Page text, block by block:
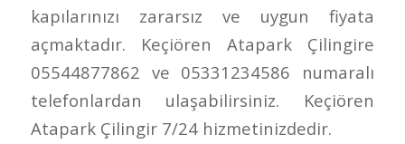
kapılarınızı zararsız ve uygun fiyata
açmaktadır. Keçiören Atapark Çilingire
05544877862 ve 05331234586 numaralı
telefonlardan ulaşabilirsiniz. Keçiören
Atapark Çilingir 7/24 hizmetinizdedir.